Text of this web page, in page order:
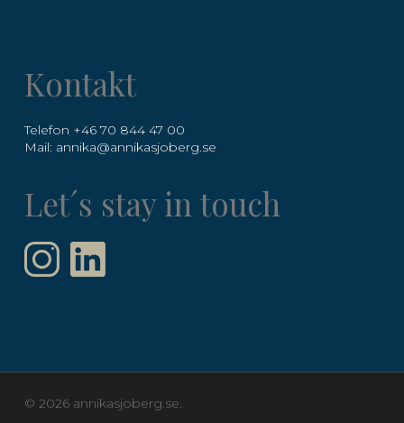
Kontakt
Telefon +46 70 844 47 00
Mail: annika@annikasjoberg.se
Let´s stay in touch
© 2026 annikasjoberg.se.